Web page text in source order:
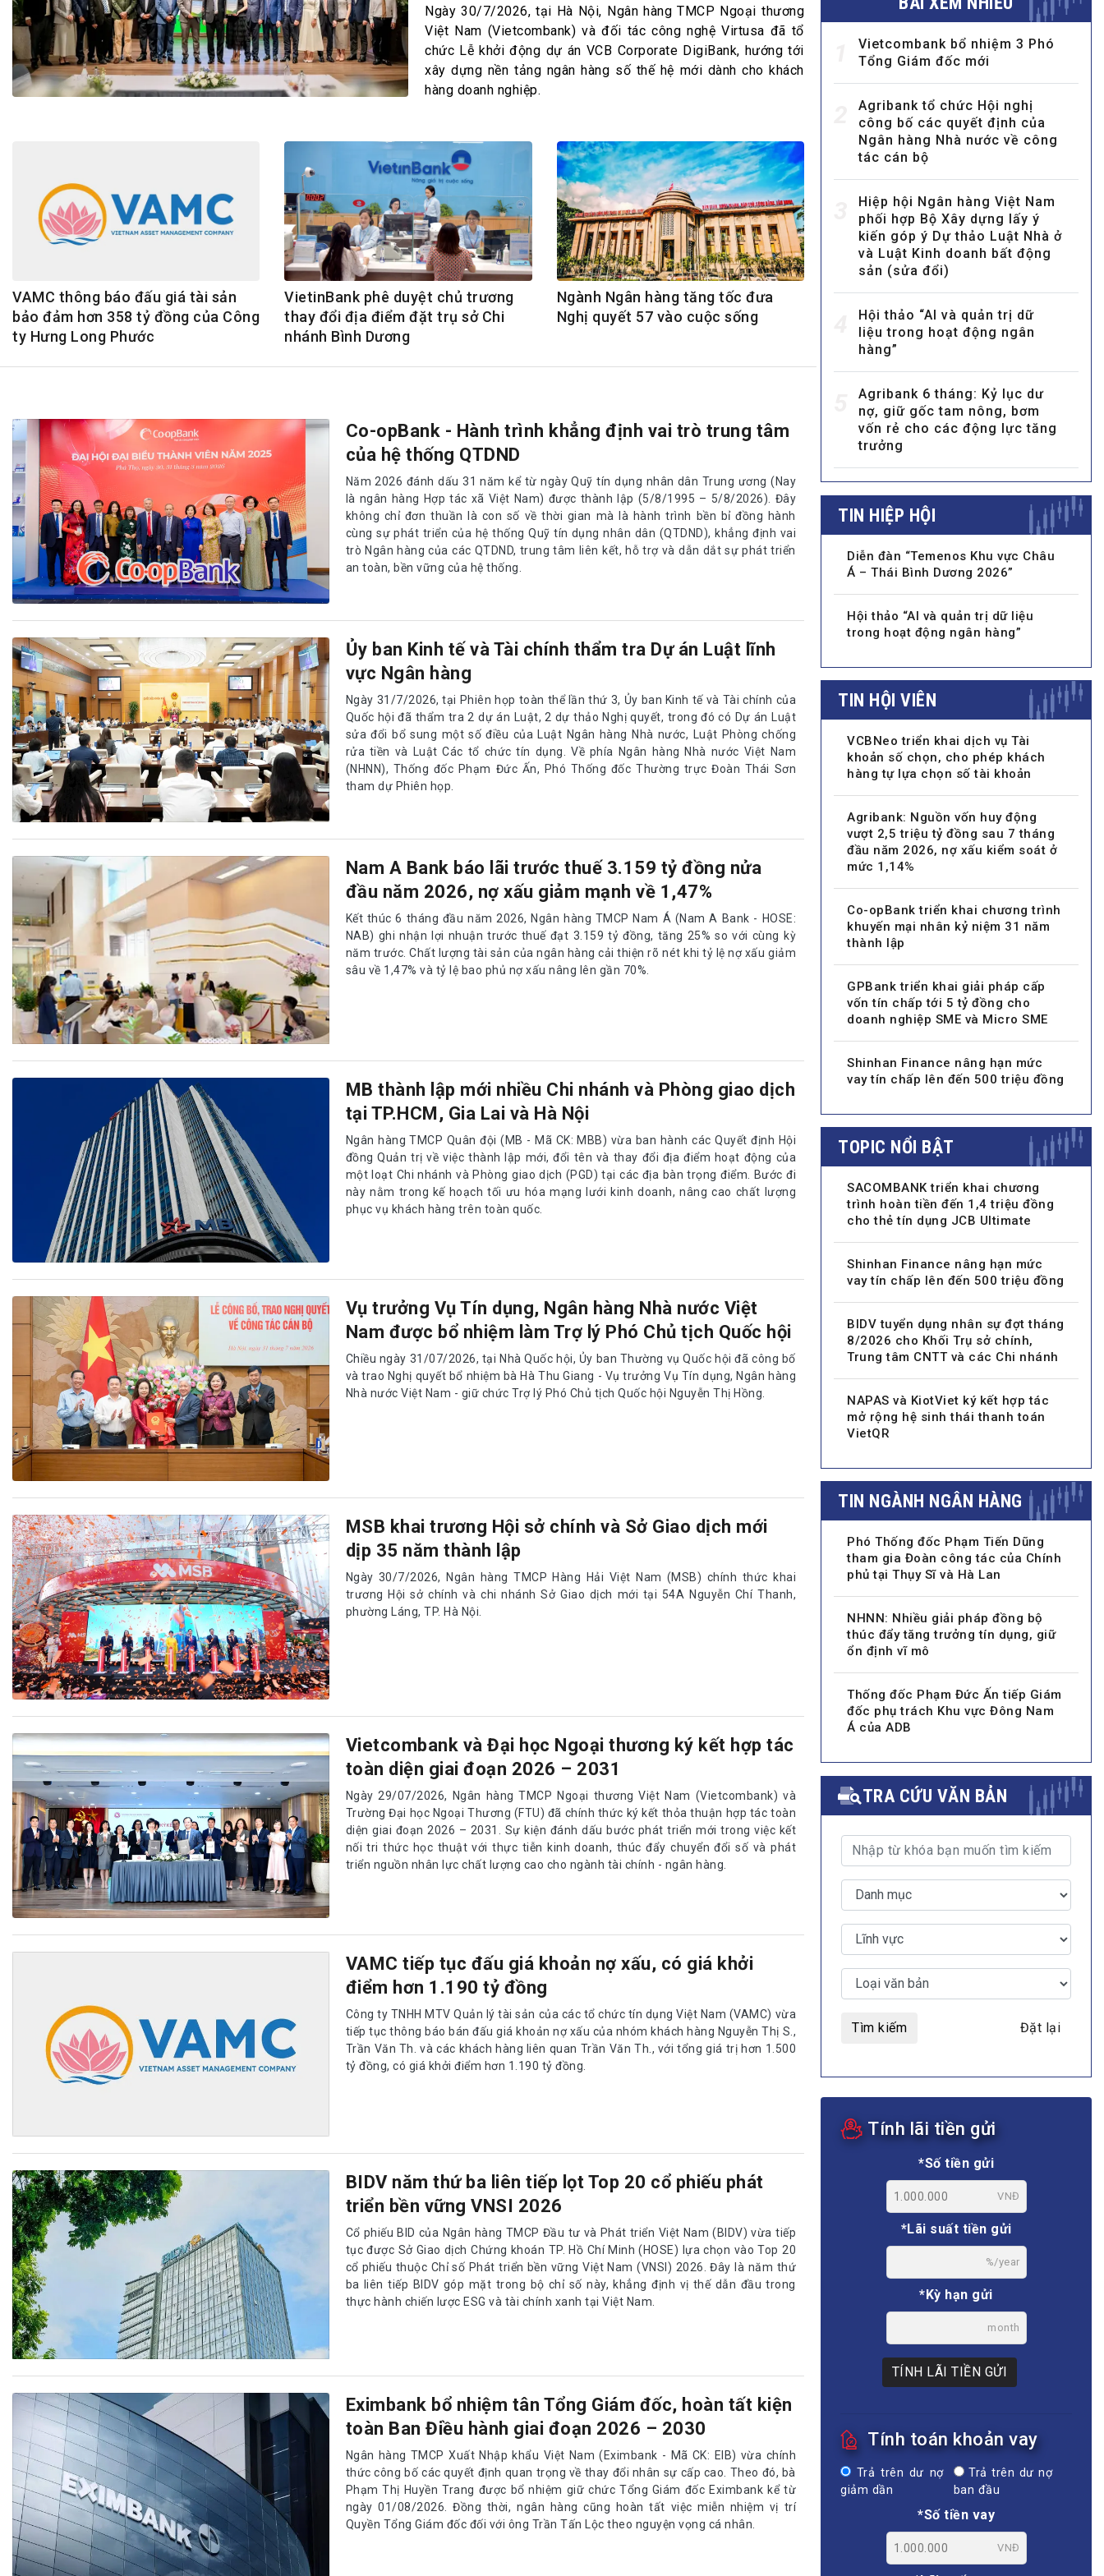
Bộ Chuẩn mực Đạo đức nghề nghiệp
Đối tác
Đấu giá tài sản
Thanh toán –Thẻ
Nhà quản trị
Tư vấn – Hỏi đáp
Tra cứu văn bản
ĐẤU GIÁ TÀI SẢN TUYỂN DỤNG
MULTIMEDIA
E-magazines
Photos
Ngày 30/7/2026, tại Hà Nội, Ngân hàng TMCP Ngoại thương
Việt Nam (Vietcombank) và đối tác công nghệ Virtusa đã tổ
chức Lễ khởi động dự án VCB Corporate DigiBank, hướng tới
xây dựng nền tảng ngân hàng số thế hệ mới dành cho khách
hàng doanh nghiệp.
VAMC thông báo đấu giá tài sản
bảo đảm hơn 358 tỷ đồng của Công
ty Hưng Long Phước
VietinBank phê duyệt chủ trương
thay đổi địa điểm đặt trụ sở Chi
nhánh Bình Dương
Ngành Ngân hàng tăng tốc đưa
Nghị quyết 57 vào cuộc sống
Co-opBank - Hành trình khẳng định vai trò trung tâm
của hệ thống QTDND
Năm 2026 đánh dấu 31 năm kể từ ngày Quỹ tín dụng nhân dân Trung ương (Nay
là ngân hàng Hợp tác xã Việt Nam) được thành lập (5/8/1995 – 5/8/2026). Đây
không chỉ đơn thuần là con số về thời gian mà là hành trình bền bỉ đồng hành
cùng sự phát triển của hệ thống Quỹ tín dụng nhân dân (QTDND), khẳng định vai
trò Ngân hàng của các QTDND, trung tâm liên kết, hỗ trợ và dẫn dắt sự phát triển
an toàn, bền vững của hệ thống.
Ủy ban Kinh tế và Tài chính thẩm tra Dự án Luật lĩnh
vực Ngân hàng
Ngày 31/7/2026, tại Phiên họp toàn thể lần thứ 3, Ủy ban Kinh tế và Tài chính của
Quốc hội đã thẩm tra 2 dự án Luật, 2 dự thảo Nghị quyết, trong đó có Dự án Luật
sửa đổi bổ sung một số điều của Luật Ngân hàng Nhà nước, Luật Phòng chống
rửa tiền và Luật Các tổ chức tín dụng. Về phía Ngân hàng Nhà nước Việt Nam
(NHNN), Thống đốc Phạm Đức Ấn, Phó Thống đốc Thường trực Đoàn Thái Sơn
tham dự Phiên họp.
Nam A Bank báo lãi trước thuế 3.159 tỷ đồng nửa
đầu năm 2026, nợ xấu giảm mạnh về 1,47%
Kết thúc 6 tháng đầu năm 2026, Ngân hàng TMCP Nam Á (Nam A Bank - HOSE:
NAB) ghi nhận lợi nhuận trước thuế đạt 3.159 tỷ đồng, tăng 25% so với cùng kỳ
năm trước. Chất lượng tài sản của ngân hàng cải thiện rõ nét khi tỷ lệ nợ xấu giảm
sâu về 1,47% và tỷ lệ bao phủ nợ xấu nâng lên gần 70%.
MB thành lập mới nhiều Chi nhánh và Phòng giao dịch
tại TP.HCM, Gia Lai và Hà Nội
Ngân hàng TMCP Quân đội (MB - Mã CK: MBB) vừa ban hành các Quyết định Hội
đồng Quản trị về việc thành lập mới, đổi tên và thay đổi địa điểm hoạt động của
một loạt Chi nhánh và Phòng giao dịch (PGD) tại các địa bàn trọng điểm. Bước đi
này nằm trong kế hoạch tối ưu hóa mạng lưới kinh doanh, nâng cao chất lượng
phục vụ khách hàng trên toàn quốc.
Vụ trưởng Vụ Tín dụng, Ngân hàng Nhà nước Việt
Nam được bổ nhiệm làm Trợ lý Phó Chủ tịch Quốc hội
Chiều ngày 31/07/2026, tại Nhà Quốc hội, Ủy ban Thường vụ Quốc hội đã công bố
và trao Nghị quyết bổ nhiệm bà Hà Thu Giang - Vụ trưởng Vụ Tín dụng, Ngân hàng
Nhà nước Việt Nam - giữ chức Trợ lý Phó Chủ tịch Quốc hội Nguyễn Thị Hồng.
MSB khai trương Hội sở chính và Sở Giao dịch mới
dịp 35 năm thành lập
Ngày 30/7/2026, Ngân hàng TMCP Hàng Hải Việt Nam (MSB) chính thức khai
trương Hội sở chính và chi nhánh Sở Giao dịch mới tại 54A Nguyễn Chí Thanh,
phường Láng, TP. Hà Nội.
Vietcombank và Đại học Ngoại thương ký kết hợp tác
toàn diện giai đoạn 2026 – 2031
Ngày 29/07/2026, Ngân hàng TMCP Ngoại thương Việt Nam (Vietcombank) và
Trường Đại học Ngoại Thương (FTU) đã chính thức ký kết thỏa thuận hợp tác toàn
diện giai đoạn 2026 – 2031. Sự kiện đánh dấu bước phát triển mới trong việc kết
nối tri thức học thuật với thực tiễn kinh doanh, thúc đẩy chuyển đổi số và phát
triển nguồn nhân lực chất lượng cao cho ngành tài chính - ngân hàng.
VAMC tiếp tục đấu giá khoản nợ xấu, có giá khởi
điểm hơn 1.190 tỷ đồng
Công ty TNHH MTV Quản lý tài sản của các tổ chức tín dụng Việt Nam (VAMC) vừa
tiếp tục thông báo bán đấu giá khoản nợ xấu của nhóm khách hàng Nguyễn Thị S.,
Trần Văn Th. và các khách hàng liên quan Trần Văn Th., với tổng giá trị hơn 1.500
tỷ đồng, có giá khởi điểm hơn 1.190 tỷ đồng.
BIDV năm thứ ba liên tiếp lọt Top 20 cổ phiếu phát
triển bền vững VNSI 2026
Cổ phiếu BID của Ngân hàng TMCP Đầu tư và Phát triển Việt Nam (BIDV) vừa tiếp
tục được Sở Giao dịch Chứng khoán TP. Hồ Chí Minh (HOSE) lựa chọn vào Top 20
cổ phiếu thuộc Chỉ số Phát triển bền vững Việt Nam (VNSI) 2026. Đây là năm thứ
ba liên tiếp BIDV góp mặt trong bộ chỉ số này, khẳng định vị thế dẫn đầu trong
thực hành chiến lược ESG và tài chính xanh tại Việt Nam.
Eximbank bổ nhiệm tân Tổng Giám đốc, hoàn tất kiện
toàn Ban Điều hành giai đoạn 2026 – 2030
Ngân hàng TMCP Xuất Nhập khẩu Việt Nam (Eximbank - Mã CK: EIB) vừa chính
thức công bố các quyết định quan trọng về thay đổi nhân sự cấp cao. Theo đó, bà
Phạm Thị Huyền Trang được bổ nhiệm giữ chức Tổng Giám đốc Eximbank kể từ
ngày 01/08/2026. Đồng thời, ngân hàng cũng hoàn tất việc miễn nhiệm vị trí
Quyền Tổng Giám đốc đối với ông Trần Tấn Lộc theo nguyện vọng cá nhân.
Vietcombank bổ nhiệm 3 Phó
Tổng Giám đốc mới
Agribank tổ chức Hội nghị
công bố các quyết định của
Ngân hàng Nhà nước về công
tác cán bộ
Hiệp hội Ngân hàng Việt Nam
phối hợp Bộ Xây dựng lấy ý
kiến góp ý Dự thảo Luật Nhà ở
và Luật Kinh doanh bất động
sản (sửa đổi)
Hội thảo “AI và quản trị dữ
liệu trong hoạt động ngân
hàng”
Agribank 6 tháng: Kỷ lục dư
nợ, giữ gốc tam nông, bơm
vốn rẻ cho các động lực tăng
trưởng
TIN HIỆP HỘI
Diễn đàn “Temenos Khu vực Châu
Á – Thái Bình Dương 2026”
Hội thảo “AI và quản trị dữ liệu
trong hoạt động ngân hàng”
TIN HỘI VIÊN
VCBNeo triển khai dịch vụ Tài
khoản số chọn, cho phép khách
hàng tự lựa chọn số tài khoản
Agribank: Nguồn vốn huy động
vượt 2,5 triệu tỷ đồng sau 7 tháng
đầu năm 2026, nợ xấu kiểm soát ở
mức 1,14%
Co-opBank triển khai chương trình
khuyến mại nhân kỷ niệm 31 năm
thành lập
GPBank triển khai giải pháp cấp
vốn tín chấp tới 5 tỷ đồng cho
doanh nghiệp SME và Micro SME
Shinhan Finance nâng hạn mức
vay tín chấp lên đến 500 triệu đồng
TOPIC NỔI BẬT
SACOMBANK triển khai chương
trình hoàn tiền đến 1,4 triệu đồng
cho thẻ tín dụng JCB Ultimate
Shinhan Finance nâng hạn mức
vay tín chấp lên đến 500 triệu đồng
BIDV tuyển dụng nhân sự đợt tháng
8/2026 cho Khối Trụ sở chính,
Trung tâm CNTT và các Chi nhánh
NAPAS và KiotViet ký kết hợp tác
mở rộng hệ sinh thái thanh toán
VietQR
TIN NGÀNH NGÂN HÀNG
Phó Thống đốc Phạm Tiến Dũng
tham gia Đoàn công tác của Chính
phủ tại Thụy Sĩ và Hà Lan
NHNN: Nhiều giải pháp đồng bộ
thúc đẩy tăng trưởng tín dụng, giữ
ổn định vĩ mô
Thống đốc Phạm Đức Ấn tiếp Giám
đốc phụ trách Khu vực Đông Nam
Á của ADB
TRA CỨU VĂN BẢN
Tìm kiếm Đặt lại
Tính lãi tiền gửi
*Số tiền gửi
VNĐ
*Lãi suất tiền gửi
%/year
*Kỳ hạn gửi
month
TÍNH LÃI TIỀN GỬI
Tính toán khoản vay
Trả trên dư nợ
giảm dần
Trả trên dư nợ
ban đầu
*Số tiền vay
VNĐ